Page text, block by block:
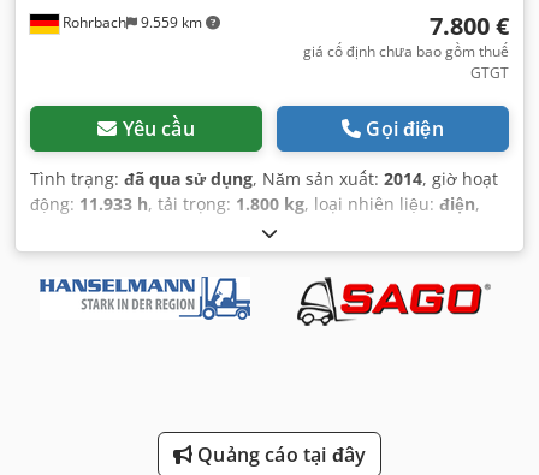
Rohrbach 9.559 km 7.800 €
giá cố định chưa bao gồm thuế
GTGT
Yêu cầu Gọi điện
Tình trạng: đã qua sử dụng, Năm sản xuất: 2014, giờ hoạt
động: 11.933 h, tải trọng: 1.800 kg, loại nhiên liệu: điện,
11 kW (14,96 mã lực)
răng:tự động, trọng lượng không tải:3.326 kg, màu sắc:
xám, số km đã đi:11.933 km , đăng ký lần đầu: 08/2014,
trọng lượng tải tối đa:1.800 kg , hệ thống treo:khác, số chỗ
, chiều dài cơ sở:
Quảng cáo tại đây